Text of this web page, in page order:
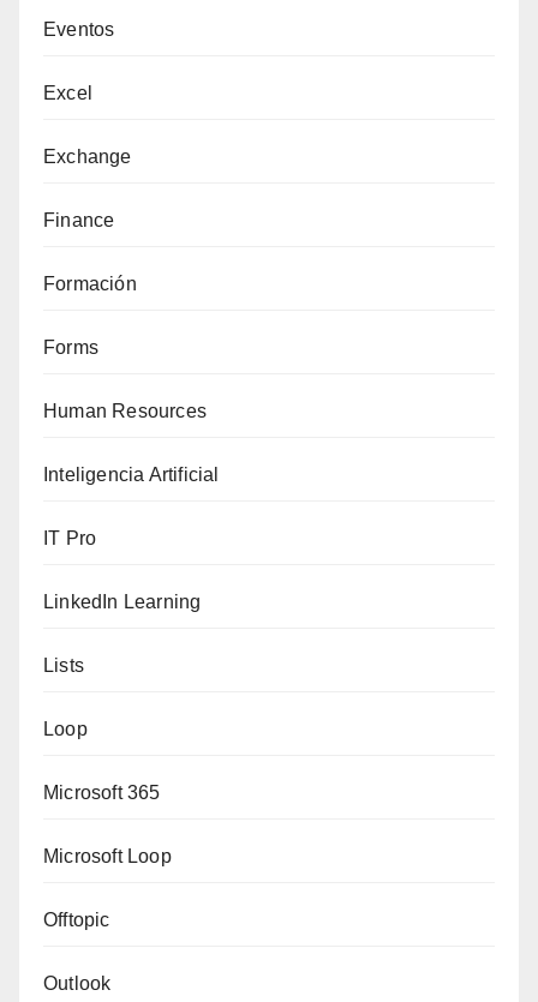
Eventos
Excel
Exchange
Finance
Formación
Forms
Human Resources
Inteligencia Artificial
IT Pro
LinkedIn Learning
Lists
Loop
Microsoft 365
Microsoft Loop
Offtopic
Outlook